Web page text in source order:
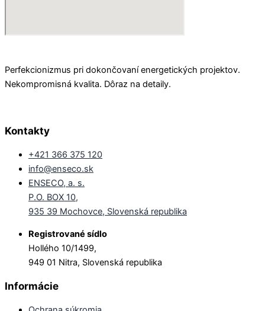
Perfekcionizmus pri dokončovaní energetických projektov.
Nekompromisná kvalita. Dôraz na detaily.
Kontakty
+421 366 375 120
info@enseco.sk
ENSECO, a. s.
P.O. BOX 10,
935 39 Mochovce, Slovenská republika
Registrované sídlo
Hollého 10/1499,
949 01 Nitra, Slovenská republika
Informácie